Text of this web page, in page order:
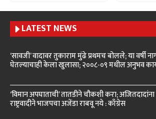
LATEST NEWS
‘सावजी’ वादावर तुकाराम मुंढे प्रथमच बोलले; या वर्षी
घेतल्याचाही केला खुलासा; २००८-०९ मधील अनुभव
‘विमान अपघाताची’ तातडीने चौकशी करा;
राष्ट्रवादीने भाजपचा अजेंडा राबवू नये : काँग्रेस